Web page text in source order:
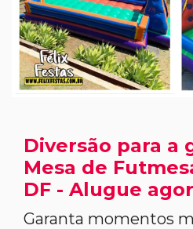
Diversão para a
Mesa de
DF - Alugue
Garanta momentos